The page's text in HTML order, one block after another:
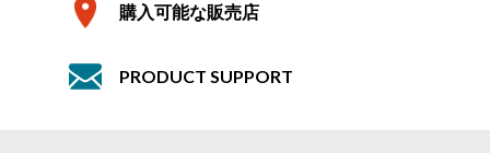
White Vinyl tape 48mm x 33m
851150154833
851150164833
Clear Vinyl tape 48mm x 33m
見積り依頼の送信
購入可能な販売店
PRODUCT SUPPORT